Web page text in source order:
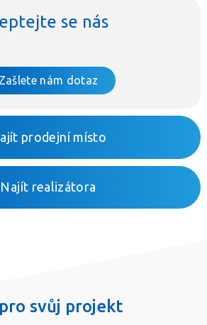
se nás
Zašlete nám dotaz
prodejní místo
Najít realizátora
svůj projekt